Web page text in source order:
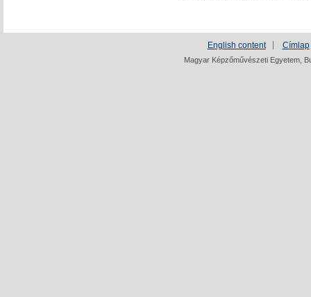
English content Címlap
Magyar Képzőművészeti Egyetem,